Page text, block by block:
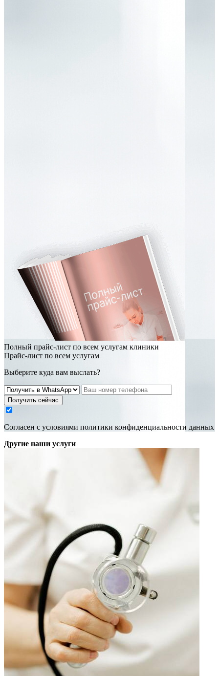
Полный прайс-лист по всем услугам клиники
Прайс-лист по всем услугам
Выберите куда вам выслать?
Получить сейчас
Cогласен с условиями политики конфиденциальности данных
Другие наши услуги